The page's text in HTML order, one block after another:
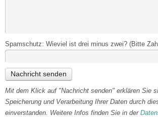
Spamschutz: Wieviel ist drei minus zwei? (Bitte
Mit dem Klick auf "Nachricht senden" erklären Sie
Speicherung und Verarbeitung Ihrer Daten durch
einverstanden. Weitere Infos finden Sie in der